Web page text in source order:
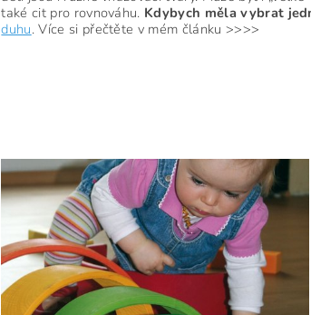
také cit pro rovnováhu. Kdybych měla vybrat
duhu. Více si přečtěte v mém článku >>>>